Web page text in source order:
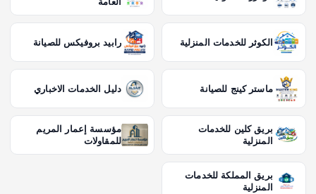
الكوثر للخدمات المنزلية رابيد بروفيكس للصيانة
ماستر كينج للصيانة دليل الخدمات الاخباري
بريق كلين للخدمات
المنزلية
مؤسسة إعمار المريم
للمقاولات
بريق المملكة للخدمات
المنزلية